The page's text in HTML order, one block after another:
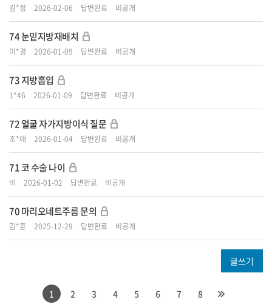
김*정 2026-02-06 답변완료 비공개
74눈밑지방재배치
이*경 2026-01-09 답변완료 비공개
73지방흡입
1*46 2026-01-09 답변완료 비공개
72얼굴 자가지방이식 질문
조*애 2026-01-04 답변완료 비공개
71코 수술 나이
비 2026-01-02 답변완료 비공개
70마리오네트주름 문의
김*훈 2025-12-29 답변완료 비공개
글쓰기
1 2 3 4 5 6 7 8